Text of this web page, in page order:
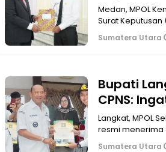
Medan, MPOL
Surat Keputusan
Tahun 2024
Sumatera Utara
Bupati
CPNS:
Jawab
Langkat, MPOL Sebanyak 72 Calon Pegawai Negeri Sipil (CPNS)
resmi menerima
Langkat H. Syah
Sumatera Utara